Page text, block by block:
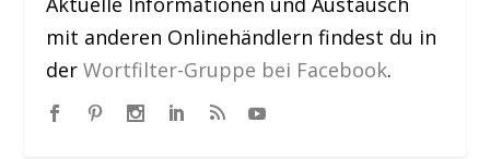
mit anderen Onlinehändlern findest du in
derWortfilter-Gruppe bei Facebook.